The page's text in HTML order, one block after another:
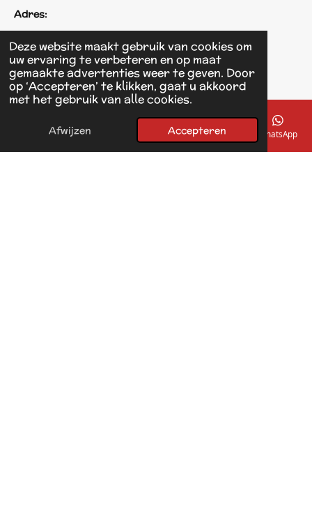
Deze website maakt gebruik van cookies om
uw ervaring te verbeteren en op maat
gemaakte advertenties weer te geven. Door
op ‘Accepteren’ te klikken, gaat u akkoord
met het gebruik van alle cookies.
Afwijzen Accepteren
Adres:
Einsteinstraat 125
1433 KH Kudelstaart
F
a
o
© 2017 - 2026 Linda's Dierplaza
E-mailadres Telefoonnummer Kaart Facebook WhatsApp